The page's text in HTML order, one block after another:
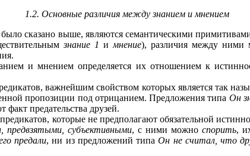
1.2. Основные различия между знанием и мнением
сказано выше, являются семантическими
знание 1 и мнение), различия между ними
и мнением определяется их отношением к
важнейшим свойством которых является так
пропозиции под отрицанием. Предложения типа Он
факт предательства друзей.
которые не предполагают обязательной
предвзятыми, субъективными, с ними можноспорить,
предали, ни из предложений типаОн не считал, что